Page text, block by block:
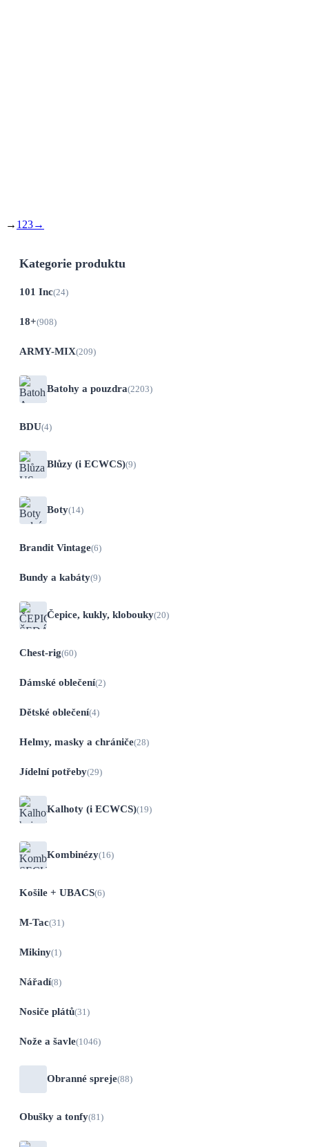
→ 1 23→
Kategorie produktu
101 Inc(24)
18+(908)
ARMY-MIX(209)
Batohy a pouzdra(2203)
BDU(4)
Blůzy (i ECWCS)(9)
Boty(14)
Brandit Vintage(6)
Bundy a kabáty(9)
Čepice, kukly, klobouky(20)
Chest-rig(60)
Dámské oblečení(2)
Dětské oblečení(4)
Helmy, masky a chrániče(28)
Jídelní potřeby(29)
Kalhoty (i ECWCS)(19)
Kombinézy(16)
Košile + UBACS(6)
M-Tac(31)
Mikiny(1)
Nářadí(8)
Nosiče plátů(31)
Nože a šavle(1046)
Obranné spreje(88)
Obušky a tonfy(81)